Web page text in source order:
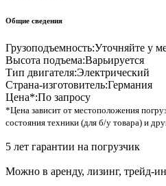
Общие сведения
Грузоподъемность:Уточняйте у
Высота подъема:Варьируется
Тип двигателя:Электрический
Страна-изготовитель:Германия
Цена*:По запросу
*Цена зависит от местоположения
состояния техники (для б/у товара) и
5 лет гарантии на погрузчик
Можно в аренду, лизинг, трейд-ин